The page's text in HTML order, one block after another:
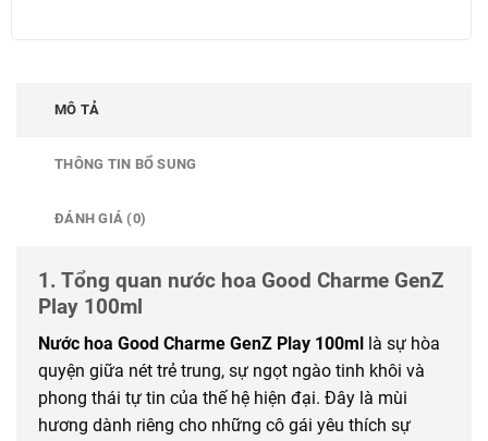
MÔ TẢ
THÔNG TIN BỔ SUNG
ĐÁNH GIÁ (0)
1. Tổng quan nước hoa Good Charme GenZ
Play 100ml
Nước hoa Good Charme GenZ Play 100ml là sự hòa
quyện giữa nét trẻ trung, sự ngọt ngào tinh khôi và
phong thái tự tin của thế hệ hiện đại. Đây là mùi
hương dành riêng cho những cô gái yêu thích sự